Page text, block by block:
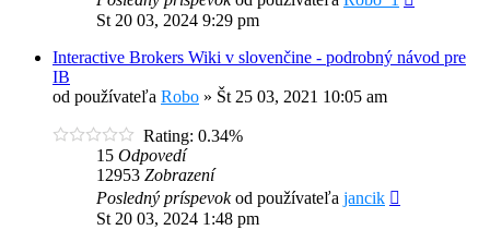
St 20 03, 2024 9:29 pm
Interactive Brokers Wiki v slovenčine - podrobný návod pre
IB
od používateľa Robo » Št 25 03, 2021 10:05 am
Rating: 0.34%
15 Odpovedí
12953 Zobrazení
Posledný príspevokod používateľa jancik
St 20 03, 2024 1:48 pm